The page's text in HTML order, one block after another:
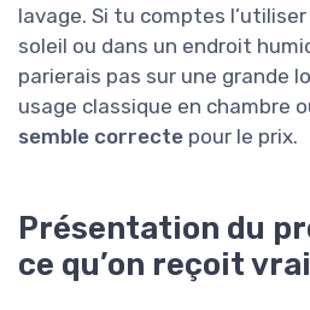
lavage. Si tu comptes
soleil ou dans un endroit
parierais pas sur une grande
usage classique en chambre
semble correcte pour le prix.
Présentation du
ce qu’on reçoit